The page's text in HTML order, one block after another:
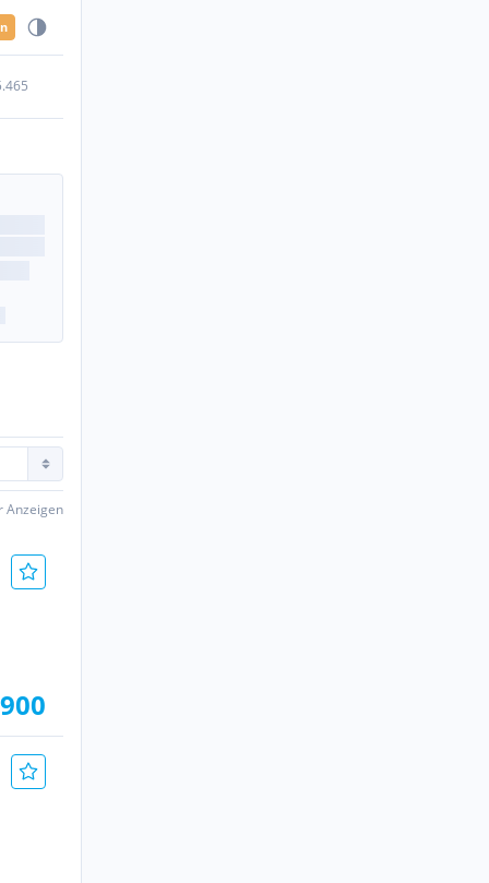
Anzeigen